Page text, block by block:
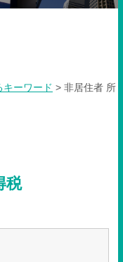
キーワード > 非居住者 所
税